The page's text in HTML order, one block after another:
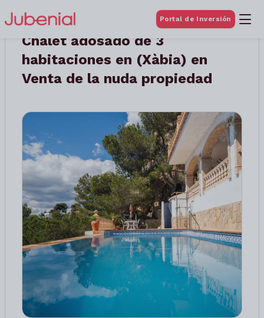
Portal de Inversión
Chalet adosado de 3
habitaciones en (Xàbia) en
Venta de la nuda propiedad
Anterior